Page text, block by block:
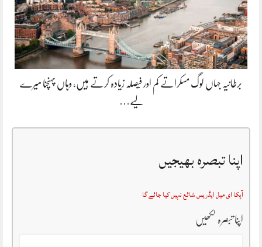
برطانیہ جہاں لوگ مسکراتے کم اور فیصلہ زیادہ کرتے ہیں، وہاں پہنچنا میرے
لیے…
اپنا تبصرہ بھیجیں
آپکا ای میل ایڈریس شائع نہیں کیا جائے گا
اپنا تبصرہ لکھیں